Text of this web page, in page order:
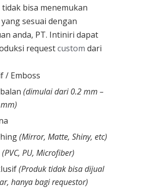
bisa menemukan
sesuai dengan
anda, PT. Intiniri dapat
requestcustom dari
/ Emboss
(dimulai dari 0.2 mm –
(Mirror, Matte, Shiny, etc)
(PVC, PU, Microfiber)
(Produk tidak bisa dijual
hanya bagi requestor)